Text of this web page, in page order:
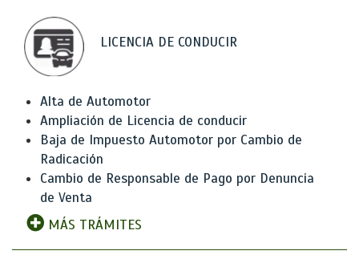
LICENCIA DE CONDUCIR
Alta de Automotor
Ampliación de Licencia de conducir
Baja de Impuesto Automotor por Cambio de
Radicación
Cambio de Responsable de Pago por Denuncia
de Venta
MÁS TRÁMITES